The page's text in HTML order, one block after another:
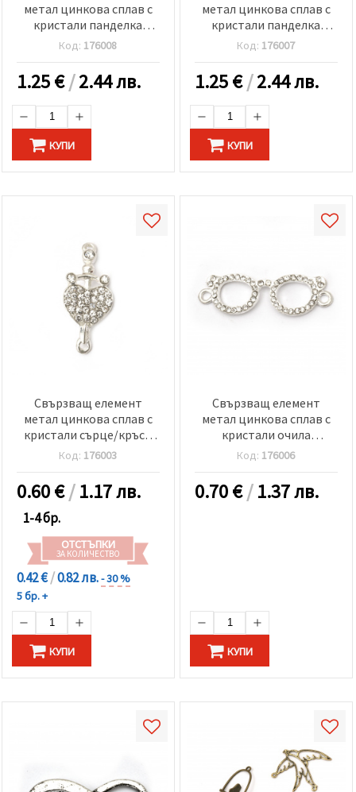
метал цинкова сплав с
кристали панделка
12x9.5x2 мм дупка 2 мм
цвят злато -5 броя
Код: 176008
1.25€/2.44 лв.
КУПИ
метал цинкова сплав с
кристали панделка
12x9.5x2 мм дупка 2 мм
цвят сребро -5 броя
Код: 176007
1.25€/2.44 лв.
КУПИ
Свързващ елемент
метал цинкова сплав с
кристали сърце/кръст
37x17x5 мм дупка 2 мм
цвят сребро
Код: 176003
0.60€/1.17 лв.
1-4 бр.
ОТСТЪПКИ
ЗА КОЛИЧЕСТВО
0.42 €/0.82 лв.- 30 %
5 бр. +
КУПИ
Свързващ елемент
метал цинкова сплав с
кристали очила
37.5x11.5x3.5 мм дупка 2
мм цвят сребро
Код: 176006
0.70€/1.37 лв.
КУПИ